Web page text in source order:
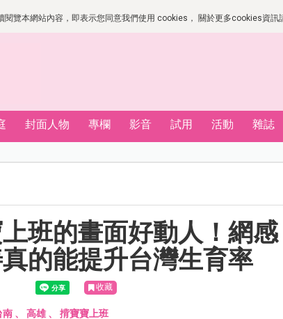
覽本網站內容，即表示您同意我們使用 cookies， 關於更多cookies資訊
封面人物 專欄 影音 試用 活動 雜誌
班的畫面好動人！網感
的能提升台灣生育率
收藏
南、 高雄、 揹寶寶上班